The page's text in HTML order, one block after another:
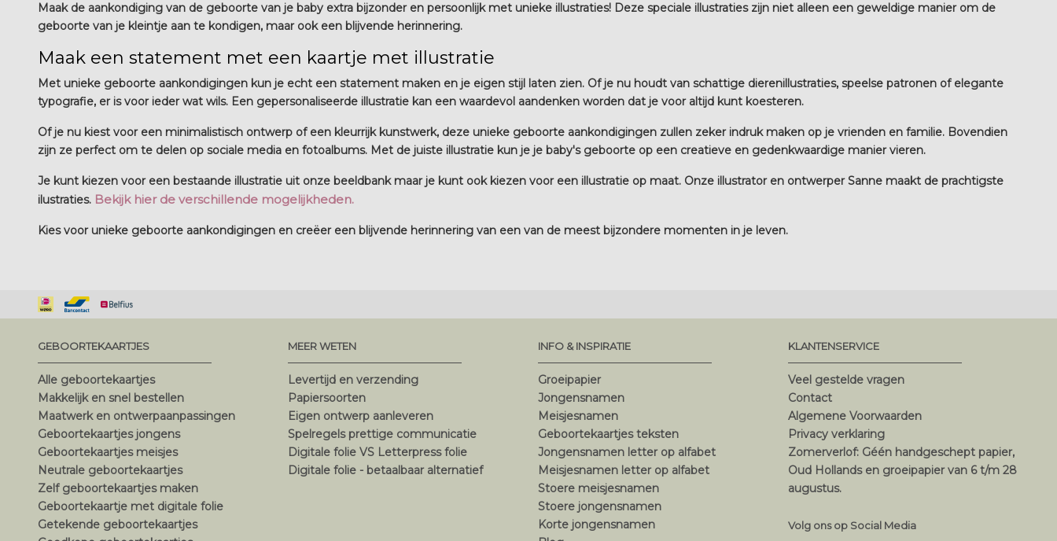
Maak de aankondiging van de geboorte van je baby extra bijzonder en persoonlijk met unieke illustraties! Deze speciale illustraties zijn niet alleen een geweldige manier om de
geboorte van je kleintje aan te kondigen, maar ook een blijvende herinnering.
Maak een statement met een kaartje met illustratie
Met unieke geboorte aankondigingen kun je echt een statement maken en je eigen stijl laten zien. Of je nu houdt van schattige dierenillustraties, speelse patronen of elegante
typografie, er is voor ieder wat wils. Een gepersonaliseerde illustratie kan een waardevol aandenken worden dat je voor altijd kunt koesteren.
Of je nu kiest voor een minimalistisch ontwerp of een kleurrijk kunstwerk, deze unieke geboorte aankondigingen zullen zeker indruk maken op je vrienden en familie. Bovendien
zijn ze perfect om te delen op sociale media en fotoalbums. Met de juiste illustratie kun je je baby's geboorte op een creatieve en gedenkwaardige manier vieren.
Je kunt kiezen voor een bestaande illustratie uit onze beeldbank maar je kunt ook kiezen voor een illustratie op maat. Onze illustrator en ontwerper Sanne maakt de prachtigste
ilustraties. Bekijk hier de verschillende mogelijkheden.
Kies voor unieke geboorte aankondigingen en creëer een blijvende herinnering van een van de meest bijzondere momenten in je leven.
GEBOORTEKAARTJES
Alle geboortekaartjes
Makkelijk en snel bestellen
Maatwerk en ontwerpaanpassingen
Geboortekaartjes jongens
Geboortekaartjes meisjes
Neutrale geboortekaartjes
Zelf geboortekaartjes maken
Geboortekaartje met digitale folie
Getekende geboortekaartjes
MEER WETEN
Levertijd en verzending
Papiersoorten
Eigen ontwerp aanleveren
Spelregels prettige communicatie
Digitale folie VS Letterpress folie
Digitale folie - betaalbaar alternatief
INFO & INSPIRATIE
Groeipapier
Jongensnamen
Meisjesnamen
Geboortekaartjes teksten
Jongensnamen letter op alfabet
Meisjesnamen letter op alfabet
Stoere meisjesnamen
Stoere jongensnamen
Korte jongensnamen
KLANTENSERVICE
Veel gestelde vragen
Contact
Algemene Voorwaarden
Privacy verklaring
Zomerverlof: Géén handgeschept papier,
Oud Hollands en groeipapier van 6 t/m 28
augustus.
Volg ons op Social Media